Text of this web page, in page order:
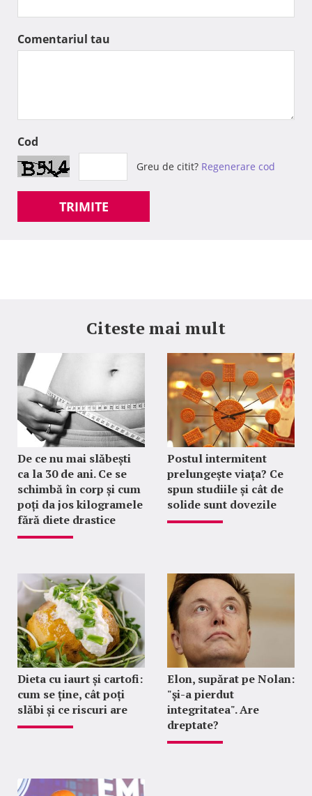
Comentariul tau
Cod
Greu de citit? Regenerare cod
TRIMITE
Citeste mai mult
De ce nu mai slăbești
ca la 30 de ani. Ce se
schimbă în corp și cum
poți da jos kilogramele
fără diete drastice
Postul intermitent
prelungește viața? Ce
spun studiile și cât de
solide sunt dovezile
Dieta cu iaurt și cartofi:
cum se ține, cât poți
slăbi și ce riscuri are
Elon, supărat pe Nolan:
"şi-a pierdut
integritatea". Are
dreptate?